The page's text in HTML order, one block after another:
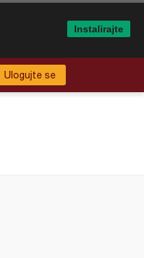
Ulogujte se
Instalirajte